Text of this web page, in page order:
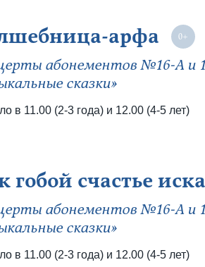
арфа
абонементов №16-А и
сказки»
в 11.00 (2-3 года) и 12.00 (4-5 лет)
гобой счастье
абонементов №16-А и
сказки»
в 11.00 (2-3 года) и 12.00 (4-5 лет)